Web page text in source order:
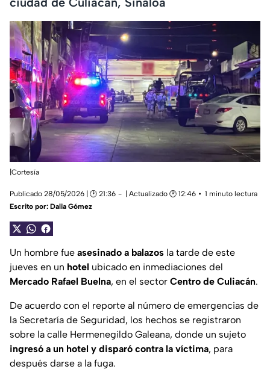
|Cortesía
Publicado 28/05/2026 | 🕑 21:36 | Actualizado 🕑 12:46
1 minuto lectura
Escrito por: Dalia Gómez
Un hombre fue asesinado a balazos la tarde de este
jueves en un hotel ubicado en inmediaciones del
Mercado Rafael Buelna, en el sector Centro de Culiacán.
De acuerdo con el reporte al número de emergencias de
la Secretaría de Seguridad, los hechos se registraron
sobre la calle Hermenegildo Galeana, donde un sujeto
ingresó a un hotel y disparó contra la víctima, para
después darse a la fuga.